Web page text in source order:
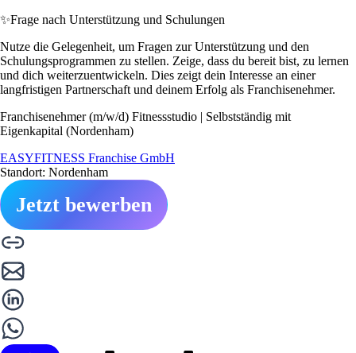
✨Frage nach Unterstützung und Schulungen
Nutze die Gelegenheit, um Fragen zur Unterstützung und den
Schulungsprogrammen zu stellen. Zeige, dass du bereit bist, zu lernen
und dich weiterzuentwickeln. Dies zeigt dein Interesse an einer
langfristigen Partnerschaft und deinem Erfolg als Franchisenehmer.
Franchisenehmer (m/w/d) Fitnessstudio | Selbstständig mit
Eigenkapital (Nordenham)
EASYFITNESS Franchise GmbH
Standort: Nordenham
Jetzt bewerben